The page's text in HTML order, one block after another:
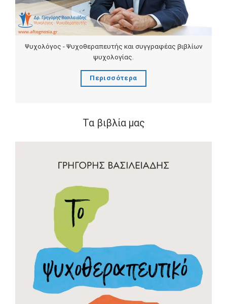
Ψυχολόγος - Ψυχοθεραπευτής και συγγραφέας βιβλίων
ψυχολογίας.
Περισσότερα
Τα βιβλία μας